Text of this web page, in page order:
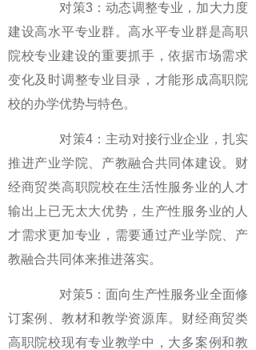
对策3：动态调整专业，加大力度
建设高水平专业群。高水平专业群是高职
院校专业建设的重要抓手，依据市场需求
变化及时调整专业目录，才能形成高职院
校的办学优势与特色。
对策4：主动对接行业企业，扎实
推进产业学院、产教融合共同体建设。财
经商贸类高职院校在生活性服务业的人才
输出上已无太大优势，生产性服务业的人
才需求更加专业，需要通过产业学院、产
教融合共同体来推进落实。
对策5：面向生产性服务业全面修
订案例、教材和教学资源库。财经商贸类
高职院校现有专业教学中，大多案例和教